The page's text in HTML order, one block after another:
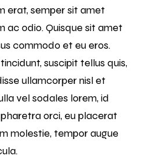
erat, semper sit amet
ac odio. Quisque sit amet
commodo et eu eros.
suscipit tellus quis,
ullamcorper nisl et
vel sodales lorem, id
orci, eu placerat
molestie, tempor augue